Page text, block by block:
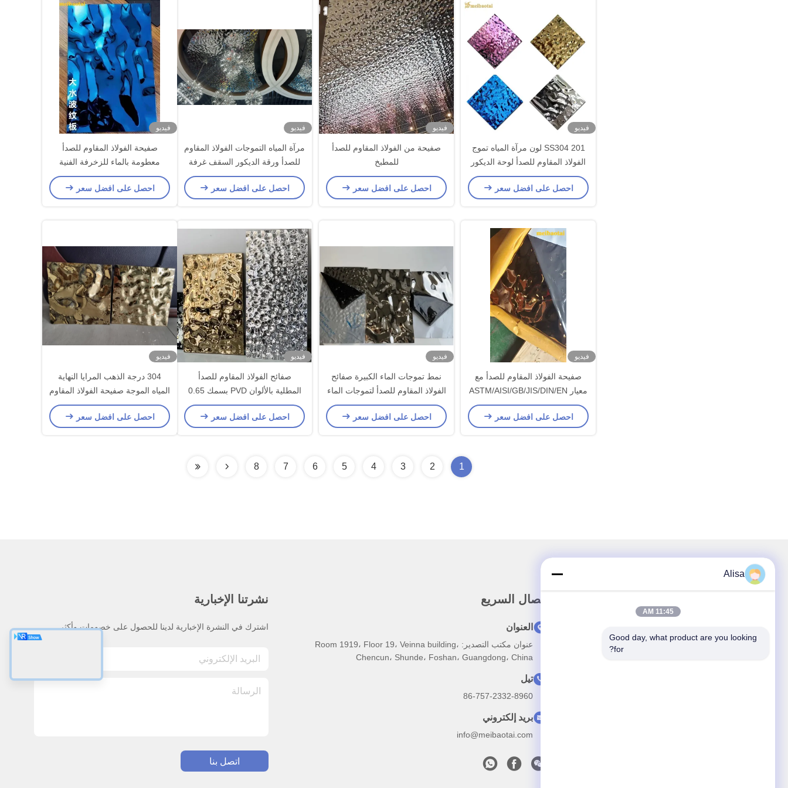
فيديو
SS304 201 لون مرآة المياه تموج
الفولاذ المقاوم للصدأ لوحة الديكور
4 * 8ft
احصل على افضل سعر
فيديو
صفيحة من الفولاذ المقاوم للصدأ
للمطبخ
احصل على افضل سعر
فيديو
مرآة المياه التموجات الفولاذ المقاوم
للصدأ ورقة الديكور السقف غرفة
الفندق
احصل على افضل سعر
فيديو
صفيحة الفولاذ المقاوم للصدأ
معطومة بالماء للزخرفة الفنية
الداخلية
احصل على افضل سعر
فيديو
صفيحة الفولاذ المقاوم للصدأ مع
معيار ASTM/AISI/GB/JIS/DIN/EN
احصل على افضل سعر
فيديو
نمط تموجات الماء الكبيرة صفائح
الفولاذ المقاوم للصدأ لتموجات الماء
للتصميم الداخلي
احصل على افضل سعر
فيديو
صفائح الفولاذ المقاوم للصدأ
المطلية بالألوان PVD بسمك 0.65
مم ومعيار ASTM للتطبيقات
الزخرفية
احصل على افضل سعر
فيديو
304 درجة الذهب المرايا النهاية
المياه الموجة صفيحة الفولاذ المقاوم
للصدأ مع 0.65mm سمك للتطبيقات
الزخرفية
احصل على افضل سعر
1
2
3
4
5
6
7
8
الاتصال السريع
العنوان
عنوان مكتب التصدير: Room 1919، Floor 19، Veinna building،
Chencun، Shunde، Foshan، Guangdong، China
تيل
86-757-2332-8960
بريد إلكتروني
info@meibaotai.com
نشرتنا الإخبارية
اشترك في النشرة الإخبارية لدينا للحصول على خصومات وأكثر.
اتصل بنا
Alisa
11:45 AM
Good day, what product are you looking
for?